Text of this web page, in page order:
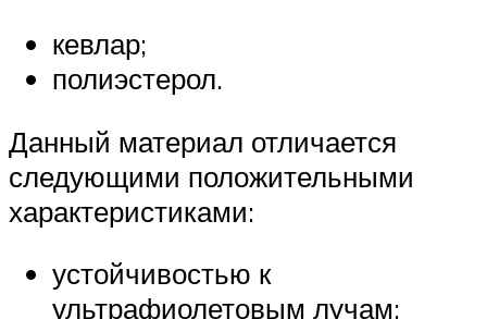
кевлар;
полиэстерол.
Данный материал отличается
следующими положительными
характеристиками:
устойчивостью к
ультрафиолетовым лучам;